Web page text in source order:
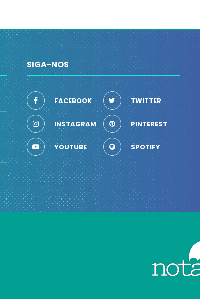
SIGA-NOS
FACEBOOK TWITTER
INSTAGRAM PINTEREST
YOUTUBE SPOTIFY